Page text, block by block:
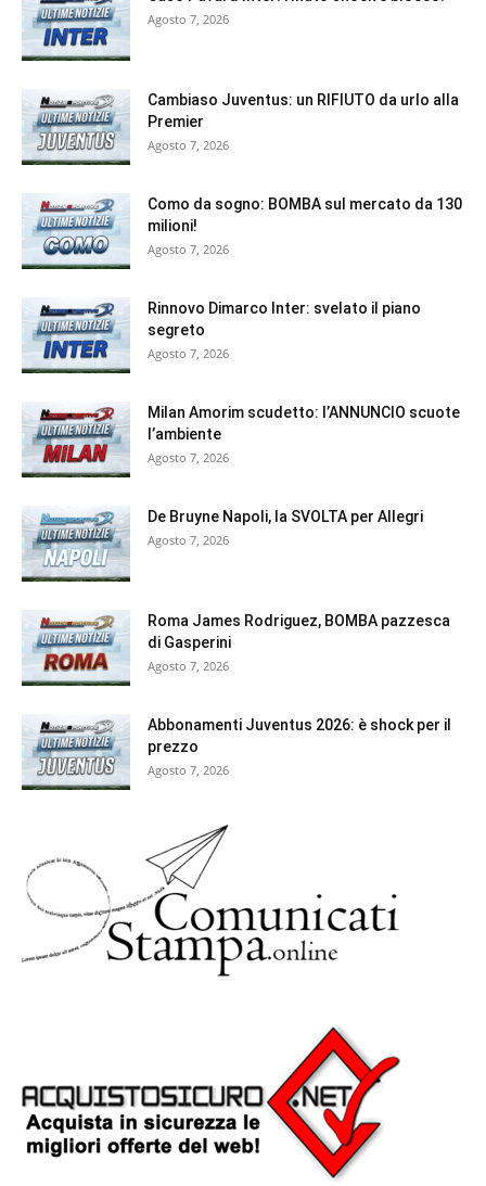
Agosto 7, 2026
Cambiaso Juventus: un RIFIUTO da urlo alla
Premier
Agosto 7, 2026
Como da sogno: BOMBA sul mercato da 130
milioni!
Agosto 7, 2026
Rinnovo Dimarco Inter: svelato il piano
segreto
Agosto 7, 2026
Milan Amorim scudetto: l’ANNUNCIO scuote
l’ambiente
Agosto 7, 2026
De Bruyne Napoli, la SVOLTA per Allegri
Agosto 7, 2026
Roma James Rodriguez, BOMBA pazzesca
di Gasperini
Agosto 7, 2026
Abbonamenti Juventus 2026: è shock per il
prezzo
Agosto 7, 2026